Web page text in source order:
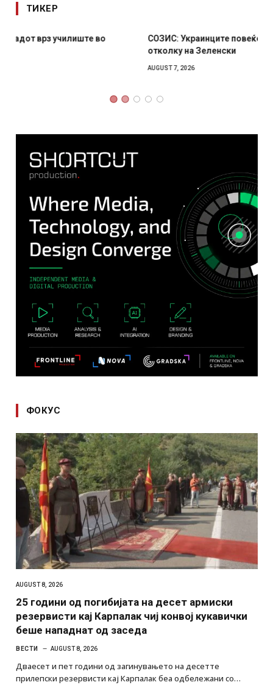
ТИКЕР
СОЗИС: Украинците повеќе им веруваат на генералите
ФОКУС
AUGUST 8, 2026
25 години од погибијата на десет армиски
резервисти кај Карпалак чиј конвој кукавички
беше нападнат од заседа
ВЕСТИ AUGUST 8, 2026
Дваесет и пет години од загинувањето на десетте
прилепски резервисти кај Карпалак беа одбележани со…